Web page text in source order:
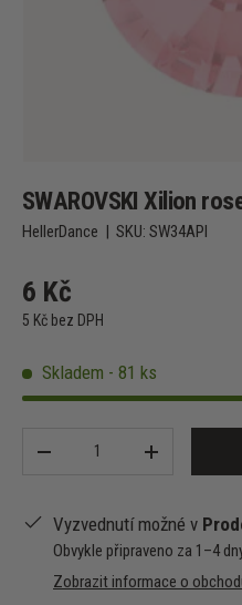
SWAROVSKI Xilion
HellerDance | SKU: SW34API
6 Kč
5 Kč bez DPH
Skladem - 81 ks
-
+
Vyzvednutí možné v
Obvykle připraveno za 1–4
Zobrazit informace o